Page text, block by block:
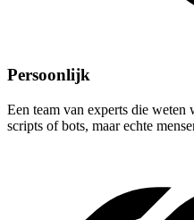
Persoonlijk
Een team van experts die weten
scripts of bots, maar echte